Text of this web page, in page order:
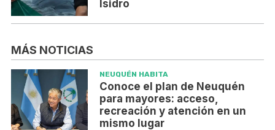
Isidro
MÁS NOTICIAS
NEUQUÉN HABITA
Conoce el plan de Neuquén
para mayores: acceso,
recreación y atención en un
mismo lugar